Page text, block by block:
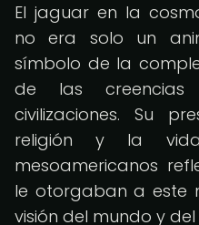
El jaguar en la
no era solo un
símbolo de la
de las
civilizaciones. Su
religión y la
mesoamericanos
le otorgaban a este
visión del mundo y del